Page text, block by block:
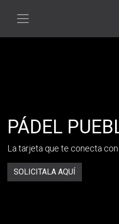
PÁDEL
La tarjeta que te conecta
SOLICITALA AQUÍ